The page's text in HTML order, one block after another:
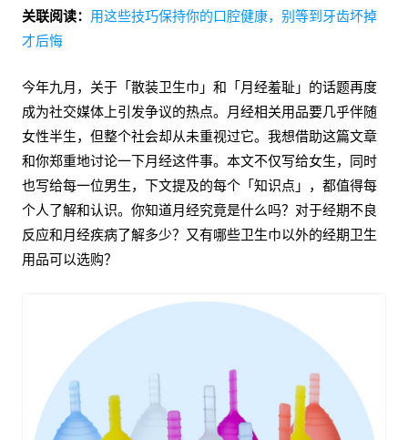
关联阅读： 用这些技巧保持你的口腔健康，别等到牙齿坏掉
才后悔
今年九月，关于「散装卫生巾」和「月经羞耻」的话题再度
成为社交媒体上引发争议的热点。月经相关用品要几乎伴随
女性半生，但整个社会却从未重视过它。我想借助这篇文章
和你郑重地讨论一下月经这件事。本文不仅写给女生，同时
也写给每一位男生，下文提及的每个「知识点」，都值得每
个人了解和认识。你知道月经究竟是什么吗？对于经期不良
反应和月经疾病了解多少？又有哪些卫生巾以外的经期卫生
用品可以选购？